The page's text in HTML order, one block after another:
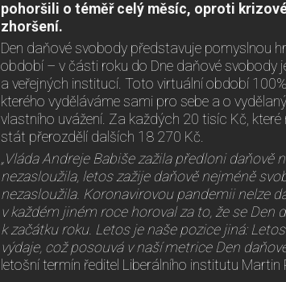
pohoršili o téměř celý měsíc, oproti
zhoršení.
Den daňové svobody představuje pomyslnou
období – v části roku do Dne daňové
a veřejných institucí. Toto virtuální období
kterého vyděláváme sami pro sebe a o
vlastního uvážení. Za každých 20 tisíc Kč,
stát přerozdělí dalších 18 270 Kč.
„Vláda Andreje Babiše zažila předloni daňově
nezasloužila, letos zažije daňově nejméně
nezasloužila. Koronavirovou pandemii nelze
v každém jiném roce horoval za to, že se
k začátku roku. Letos je naše pozice jiná:
výdaje, což posouvá v naší metrice Den
letošní termín ředitel Liberálního institutu Martin